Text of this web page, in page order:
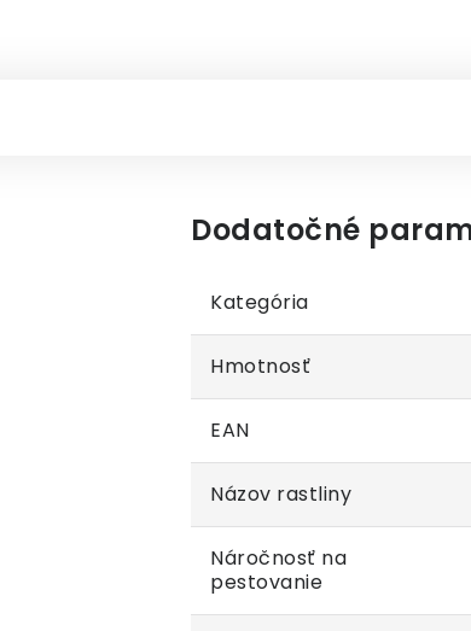
Dodatočné
Kategória
Hmotnosť
EAN
Názov rastliny
Náročnosť na
pestovanie